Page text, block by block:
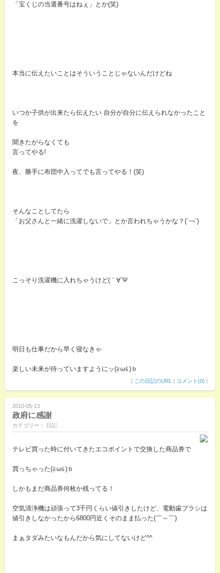
「宝くじの当選番号はねぇ」とか(笑)
本当に伝えたいことはそういうことじゃないんだけどね
いつか子供が出来たら伝えたい 自分が自分に伝えられなかったこと
を
聞きたがらなくても
言ってやる!
夜、勝手に布団中入ってでも言ってやる！(笑)
そんなことしてたら
「お父さんと一緒に洗濯しないで」とか言われちゃうかな？(´￢`)
こっそり洗濯機に入れちゃうけど(｀∀´Ψ
明日も仕事だから早く寝なきゃ
楽しい未来が待っていますようにッ(≧ω≦)ｂ
| この日記のURL | コメント(0) |
2010-05-13
政府に感謝
カテゴリー： 日記
テレビ買った時に付いてきたエコポイントで交換した商品券で
買っちゃった(≧ω≦)ｂ
しかもまだ商品券何枚か残ってる！
空気清浄機は頑張って3千円くらい値引きしたけど、電動歯ブラシは
値引きしなかったから6800円近くそのまま払った(￣～￣)
まぁタダみたいなもんだから気にしてないけど^^